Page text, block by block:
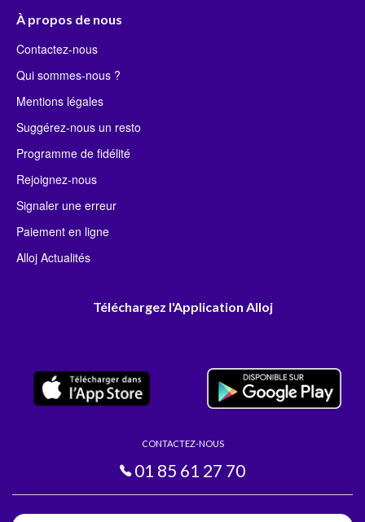
À propos de nous
Contactez-nous
Qui sommes-nous ?
Mentions légales
Suggérez-nous un resto
Programme de fidélité
Rejoignez-nous
Signaler une erreur
Paiement en ligne
Alloj Actualités
Téléchargez l'Application Alloj
CONTACTEZ-NOUS
01 85 61 27 70